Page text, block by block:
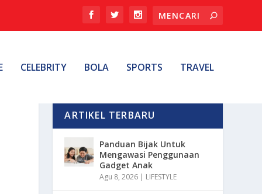
CELEBRITY BOLA SPORTS TRAVEL
ARTIKEL TERBARU
Panduan Bijak Untuk
Mengawasi Penggunaan
Gadget Anak
Agu 8, 2026 | LIFESTYLE